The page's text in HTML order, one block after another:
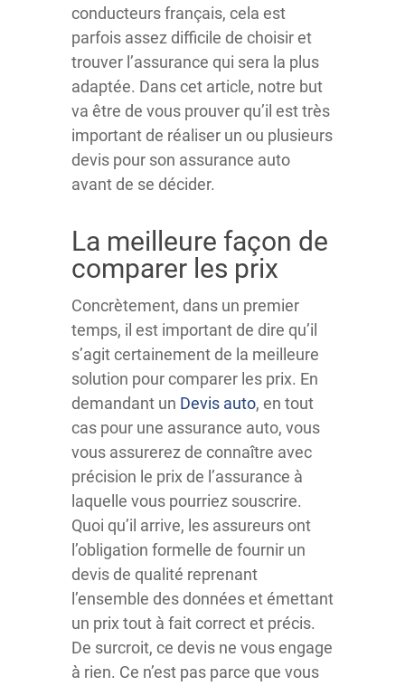
conducteurs français, cela est
parfois assez difficile de choisir et
trouver l’assurance qui sera la plus
adaptée. Dans cet article, notre but
va être de vous prouver qu’il est très
important de réaliser un ou plusieurs
devis pour son assurance auto
avant de se décider.
La meilleure façon de
comparer les prix
Concrètement, dans un premier
temps, il est important de dire qu’il
s’agit certainement de la meilleure
solution pour comparer les prix. En
demandant un Devis auto, en tout
cas pour une assurance auto, vous
vous assurerez de connaître avec
précision le prix de l’assurance à
laquelle vous pourriez souscrire.
Quoi qu’il arrive, les assureurs ont
l’obligation formelle de fournir un
devis de qualité reprenant
l’ensemble des données et émettant
un prix tout à fait correct et précis.
De surcroit, ce devis ne vous engage
à rien. Ce n’est pas parce que vous